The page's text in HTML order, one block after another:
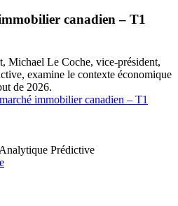
canadien – T1
Michael Le Coche, vice‑président,
examine le contexte économique
de 2026.
immobilier canadien – T1
Prédictive